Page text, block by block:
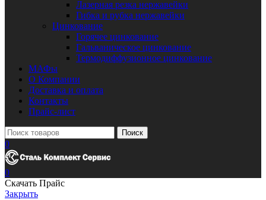
Лазерная резка нержавейки
Гибка и рубка нержавейки
Цинкование
Горячее цинкование
Гальваническое цинкование
Термодиффузионное цинкование
МАФы
О Компании
Доставка и оплата
Контакты
Прайс-лист
Поиск
0
0
Скачать Прайс
Закрыть